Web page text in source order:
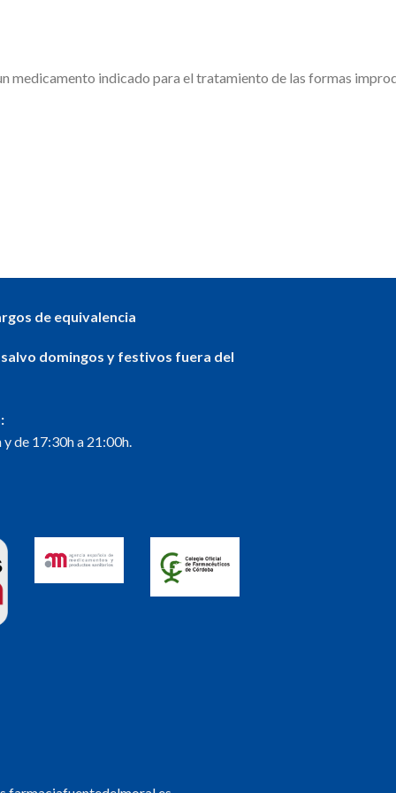
indicado para el tratamiento de las formas
de equivalencia
domingos y festivos fuera del
y de 17:30h a 21:00h.